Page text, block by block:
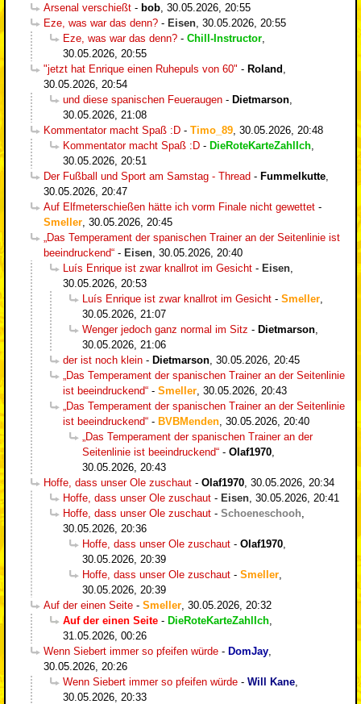
Arsenal verschießt - bob 30.05.2026, 20:55
Eze, was war das denn? - Eisen 30.05.2026, 20:55
Eze, was war das denn? - Chill-Instructor
30.05.2026, 20:55
"jetzt hat Enrique einen Ruhepuls von 60" - Roland
30.05.2026, 20:54
und diese spanischen Feueraugen - Dietmarson
30.05.2026, 21:08
Kommentator macht Spaß :D - Timo_89 30.05.2026, 20:48
Kommentator macht Spaß :D - DieRoteKarteZahlIch
30.05.2026, 20:51
Der Fußball und Sport am Samstag - Thread - Fummelkutte
30.05.2026, 20:47
Auf Elfmeterschießen hätte ich vorm Finale nicht gewettet -
Smeller 30.05.2026, 20:45
„Das Temperament der spanischen Trainer an der Seitenlinie ist
beeindruckend“ - Eisen 30.05.2026, 20:40
Luís Enrique ist zwar knallrot im Gesicht - Eisen
30.05.2026, 20:53
Luís Enrique ist zwar knallrot im Gesicht - Smeller
30.05.2026, 21:07
Wenger jedoch ganz normal im Sitz - Dietmarson
30.05.2026, 21:06
der ist noch klein - Dietmarson 30.05.2026, 20:45
„Das Temperament der spanischen Trainer an der Seitenlinie
ist beeindruckend“ - Smeller 30.05.2026, 20:43
„Das Temperament der spanischen Trainer an der Seitenlinie
ist beeindruckend“ - BVBMenden 30.05.2026, 20:40
„Das Temperament der spanischen Trainer an der
Seitenlinie ist beeindruckend“ - Olaf1970
30.05.2026, 20:43
Hoffe, dass unser Ole zuschaut - Olaf1970 30.05.2026, 20:34
Hoffe, dass unser Ole zuschaut - Eisen 30.05.2026, 20:41
Hoffe, dass unser Ole zuschaut - Schoeneschooh
30.05.2026, 20:36
Hoffe, dass unser Ole zuschaut - Olaf1970
30.05.2026, 20:39
Hoffe, dass unser Ole zuschaut - Smeller
30.05.2026, 20:39
Auf der einen Seite - Smeller 30.05.2026, 20:32
Auf der einen Seite - DieRoteKarteZahlIch
31.05.2026, 00:26
Wenn Siebert immer so pfeifen würde - DomJay
30.05.2026, 20:26
Wenn Siebert immer so pfeifen würde - Will Kane
30.05.2026, 20:33